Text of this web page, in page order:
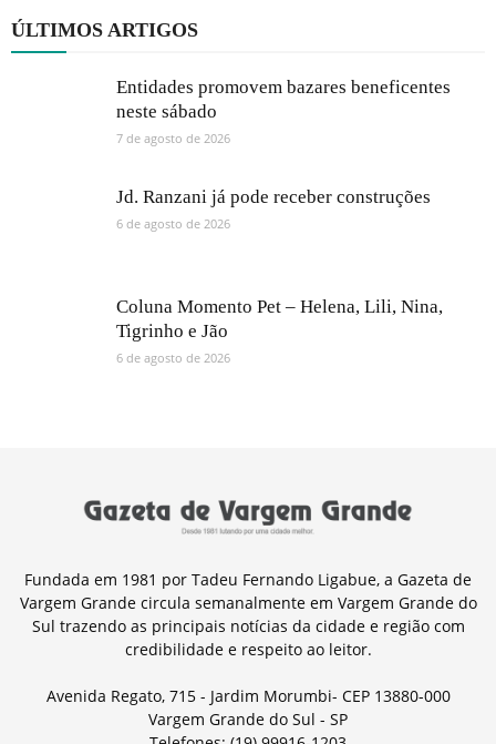
ÚLTIMOS ARTIGOS
Entidades promovem bazares beneficentes
neste sábado
7 de agosto de 2026
Jd. Ranzani já pode receber construções
6 de agosto de 2026
Coluna Momento Pet – Helena, Lili, Nina,
Tigrinho e Jão
6 de agosto de 2026
Fundada em 1981 por Tadeu Fernando Ligabue, a Gazeta de
Vargem Grande circula semanalmente em Vargem Grande do
Sul trazendo as principais notícias da cidade e região com
credibilidade e respeito ao leitor.
Avenida Regato, 715 - Jardim Morumbi- CEP 13880-000
Vargem Grande do Sul - SP